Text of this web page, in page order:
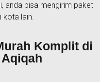
anda bisa mengirim paket
kota lain.
Komplit di